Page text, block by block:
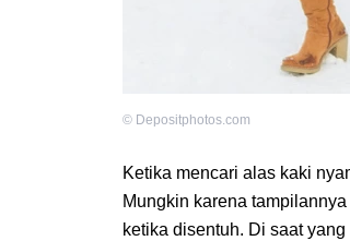
© Depositphotos.com
Ketika mencari alas kaki
Mungkin karena
ketika disentuh. Di saat